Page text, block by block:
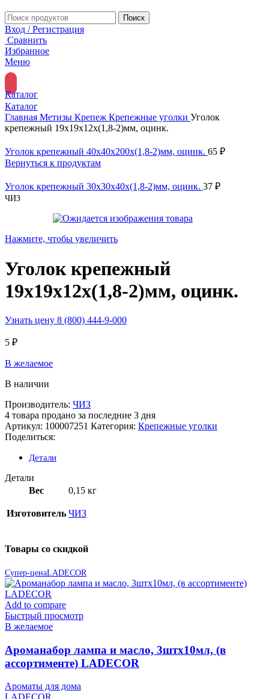
Поиск
Вход / Регистрация
Сравнить
Избранное
Меню
Каталог
Каталог
Главная Метизы Крепеж Крепежные уголки Уголок
крепежный 19х19х12х(1,8-2)мм, оцинк.
Уголок крепежный 40х40х200х(1,8-2)мм, оцинк. 65 ₽
Вернуться к продуктам
Уголок крепежный 30х30х40х(1,8-2)мм, оцинк. 37 ₽
ЧИЗ
Нажмите, чтобы увеличить
Уголок крепежный
19х19х12х(1,8-2)мм, оцинк.
Узнать цену 8 (800) 444-9-000
5 ₽
В желаемое
В наличии
Производитель: ЧИЗ
4 товара продано за последние 3 дня
Артикул: 100007251 Категория: Крепежные уголки
Поделиться:
Детали
Детали
Вес
0,15 кг
Изготовитель ЧИЗ
Товары со скидкой
Супер-ценаLADECOR
Add to compare
Быстрый просмотр
В желаемое
Ароманабор лампа и масло, 3штx10мл, (в
ассортименте) LADECOR
Ароматы для дома